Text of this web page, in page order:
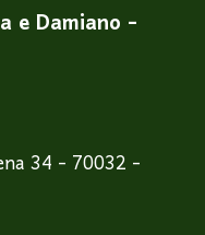
e Damiano -
34 - 70032 -